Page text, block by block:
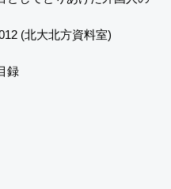
(北大北方資料室)
録